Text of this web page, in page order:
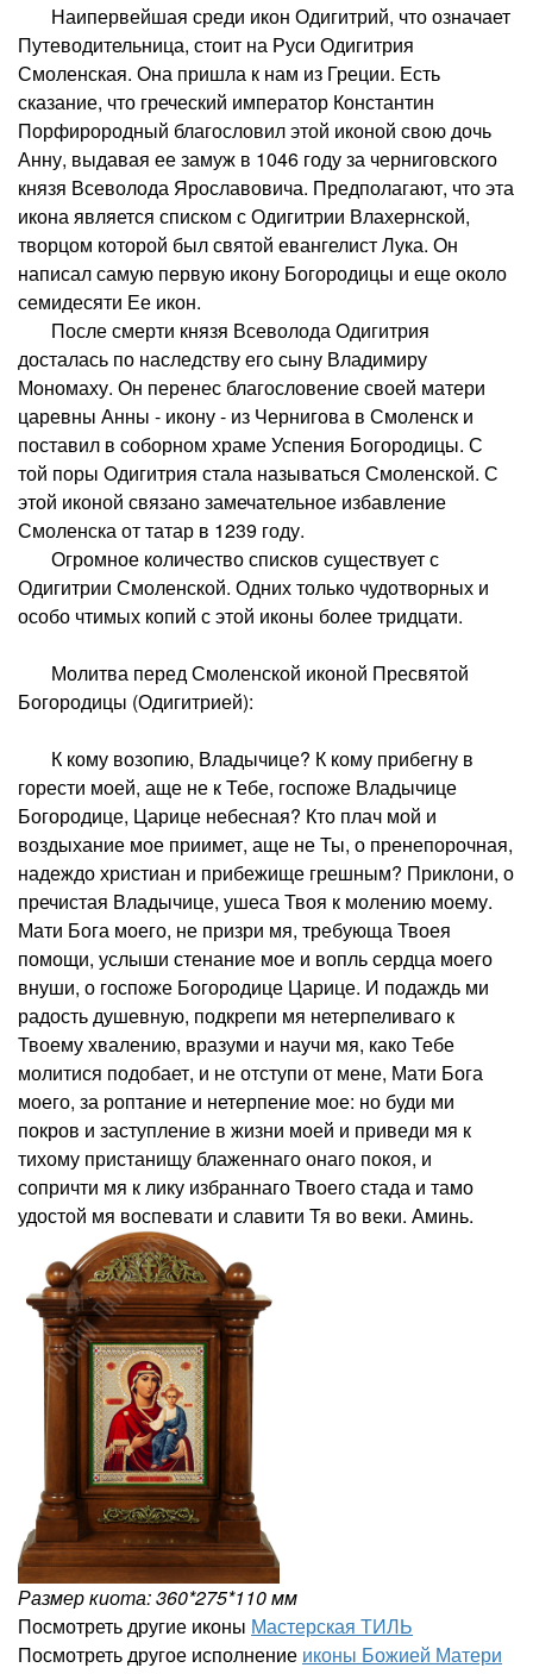
Наипервейшая среди икон Одигитрий, что означает
Путеводительница, стоит на Руси Одигитрия
Смоленская. Она пришла к нам из Греции. Есть
сказание, что греческий император Константин
Порфирородный благословил этой иконой свою дочь
Анну, выдавая ее замуж в 1046 году за черниговского
князя Всеволода Ярославовича. Предполагают, что эта
икона является списком с Одигитрии Влахернской,
творцом которой был святой евангелист Лука. Он
написал самую первую икону Богородицы и еще около
семидесяти Ее икон.
После смерти князя Всеволода Одигитрия
досталась по наследству его сыну Владимиру
Мономаху. Он перенес благословение своей матери
царевны Анны - икону - из Чернигова в Смоленск и
поставил в соборном храме Успения Богородицы. С
той поры Одигитрия стала называться Смоленской. С
этой иконой связано замечательное избавление
Смоленска от татар в 1239 году.
Огромное количество списков существует с
Одигитрии Смоленской. Одних только чудотворных и
особо чтимых копий с этой иконы более тридцати.
Молитва перед Смоленской иконой Пресвятой
Богородицы (Одигитрией):
К кому возопию, Владычице? К кому прибегну в
горести моей, аще не к Тебе, госпоже Владычице
Богородице, Царице небесная? Кто плач мой и
воздыхание мое приимет, аще не Ты, о пренепорочная,
надеждо христиан и прибежище грешным? Приклони, о
пречистая Владычице, ушеса Твоя к молению моему.
Мати Бога моего, не призри мя, требующа Твоея
помощи, услыши стенание мое и вопль сердца моего
внуши, о госпоже Богородице Царице. И подаждь ми
радость душевную, подкрепи мя нетерпеливаго к
Твоему хвалению, вразуми и научи мя, како Тебе
молитися подобает, и не отступи от мене, Мати Бога
моего, за роптание и нетерпение мое: но буди ми
покров и заступление в жизни моей и приведи мя к
тихому пристанищу блаженнаго онаго покоя, и
сопричти мя к лику избраннаго Твоего стада и тамо
удостой мя воспевати и славити Тя во веки. Аминь.
Размер киота: 360*275*110 мм
Посмотреть другие иконы Мастерская ТИЛЬ
Посмотреть другое исполнение иконы Божией Матери